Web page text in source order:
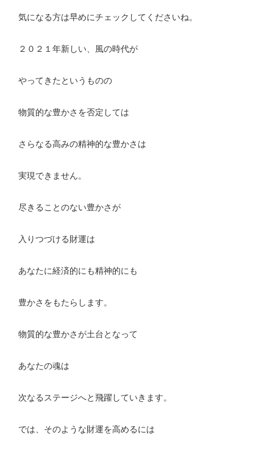
気になる方は早めにチェックしてくださいね。
２０２１年新しい、風の時代が
やってきたというものの
物質的な豊かさを否定しては
さらなる高みの精神的な豊かさは
実現できません。
尽きることのない豊かさが
入りつづける財運は
あなたに経済的にも精神的にも
豊かさをもたらします。
物質的な豊かさが土台となって
あなたの魂は
次なるステージへと飛躍していきます。
では、そのような財運を高めるには